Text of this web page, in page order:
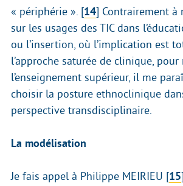
« périphérie ». [14] Contrairement à
sur les usages des TIC dans
ou l’insertion, où l’implication est
l’approche saturée de clinique,
l’enseignement supérieur, il me
choisir la posture ethnoclinique
perspective transdisciplinaire.
La modélisation
Je fais appel à Philippe MEIRIEU [15]